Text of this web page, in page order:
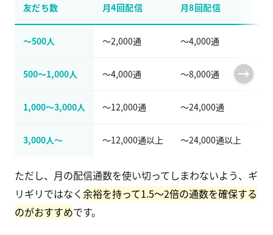
友だち数 月4回配信 月8回配信
〜500人 〜2,000通 〜4,000通
500〜1,000人 〜4,000通 〜8,000通
1,000〜3,000人 〜12,000通 〜24,000通
3,000人〜 〜12,000通以上 〜24,000通以上
ただし、月の配信通数を使い切ってしまわないよう、ギ
リギリではなく余裕を持って1.5〜2倍の通数を確保する
のがおすすめです。